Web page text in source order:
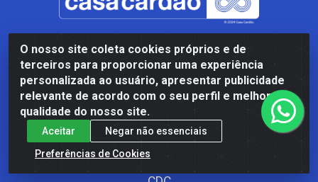
O nosso site coleta cookies próprios e de
terceiros para proporcionar uma experiência
personalizada ao usuário, apresentar publicidade
relevante de acordo com o seu perfil e melhorar a
qualidade do nosso site.
Aceitar
Negar não essenciais
Preferências de Cookies
Institucional
Quem Somos
Política de Troca e Devolução
Política de Privacidade
Termos e Condições